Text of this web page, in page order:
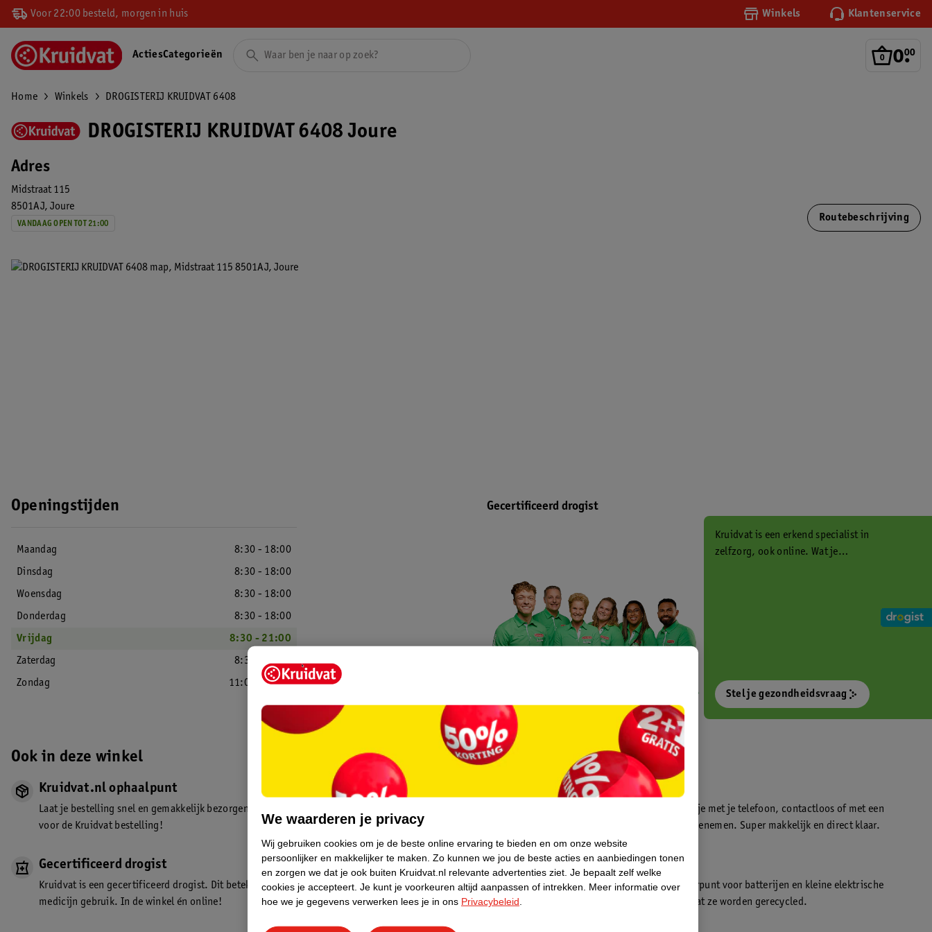
Voor 22:00 besteld, morgen in huis Winkels Klantenservice
0.
00
ActiesCategorieën
Home Winkels DROGISTERIJ KRUIDVAT 6408
DROGISTERIJ KRUIDVAT 6408 Joure
Adres
Midstraat 115
8501AJ Joure
VANDAAG OPEN TOT 21:00
Routebeschrijving
Openingstijden
Maandag
8:30 - 18:00
Dinsdag
8:30 - 18:00
Woensdag
8:30 - 18:00
Donderdag
8:30 - 18:00
Vrijdag
8:30 - 21:00
Zaterdag
8:30 - 18:00
Zondag
11:00 - 17:00
Gecertificeerd drogist
Kruidvat is een erkend specialist in
zelfzorg, ook online. Wat je
Stel je gezondheidsvraag
Ook in deze winkel
Kruidvat.nl ophaalpunt
Laat je bestelling snel en gemakkelijk bezorgen in de winkel. Zo hoef je niet thuis te blijven
voor de Kruidvat bestelling!
Gecertificeerd drogist
Kruidvat is een gecertificeerd drogist. Dit betekent dat je deskundig advies krijgt over
medicijn gebruik. In de winkel én online!
Kruidvat fotokiosk
In de winkel vind je een fotokiosk waarmee je met je telefoon, contactloos of met een
geheugenkaartje, jouw foto’s direct kan meenemen. Super makkelijk en direct klaar.
WeCycle inleverpunt
In deze Kruidvat vind je een WeCycle inleverpunt voor batterijen en kleine elektrische
apparaten. Deze kan je gratis inleveren zodat ze worden gerecycled.
We waarderen je privacy
Wij gebruiken cookies om je de beste online ervaring te bieden en om onze website
persoonlijker en makkelijker te maken. Zo kunnen we jou de beste acties en aanbiedingen tonen
en zorgen we dat je ook buiten Kruidvat.nl relevante advertenties ziet. Je bepaalt zelf welke
cookies je accepteert. Je kunt je voorkeuren altijd aanpassen of intrekken.
Meer informatie over
hoe we je gegevens verwerken lees je in ons Privacybeleid